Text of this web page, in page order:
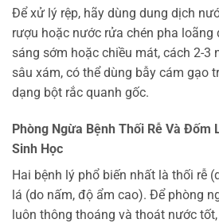
Để xử lý rệp, hãy dùng dung dịch
rượu hoặc nước rửa chén pha loãng
sáng sớm hoặc chiều mát, cách 2-3
sâu xám, có thể dùng bẫy cám gạo
dạng bột rắc quanh gốc.
Phòng Ngừa Bệnh Thối Rễ Và Đốm
Sinh Học
Hai bệnh lý phổ biến nhất là thối rễ
lá (do nấm, độ ẩm cao). Để phòng
luôn thông thoáng và thoát nước